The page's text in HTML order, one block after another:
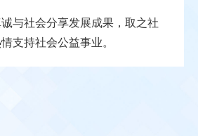
与社会分享发展成果，取之社
支持社会公益事业。